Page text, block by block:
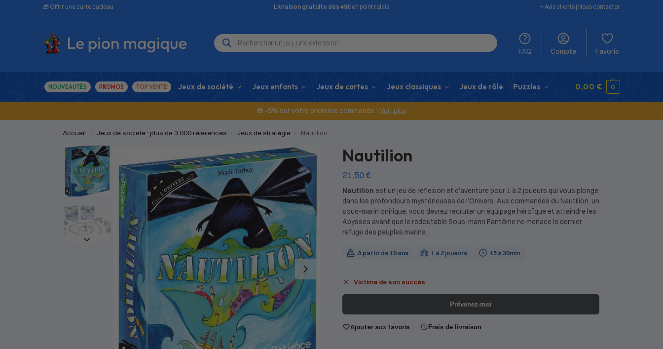
🎁 Offrir une carte cadeau Livraison gratuite dès 49€ en point relais ⭐️ Avis clients | Nous contacter
FAQ Compte Favoris
NOUVEAUTÉS PROMOS TOP VENTE Jeux de société Jeux enfants Jeux de cartes Jeux classiques Jeux de rôle Puzzles 0,00 € 0
🎁 -5% sur votre première commande ! Voir plus
Accueil Jeux de société : plus de 3 000 références Jeux de stratégie Nautilion
Nautilion
21,50€
Nautilion est un jeu de réflexion et d’aventure pour 1 à 2 joueurs qui vous plonge
dans les profondeurs mystérieuses de l’Onivers. Aux commandes du Nautilion, un
sous-marin onirique, vous devrez recruter un équipage héroïque et atteindre les
Abysses avant que le redoutable Sous-marin Fantôme ne menace le dernier
refuge des peuples marins.
À partir de 10 ans 1 à 2 joueurs 15 à 30min
Victime de son succès
Prévenez-moi
Ajouter aux favoris Frais de livraison